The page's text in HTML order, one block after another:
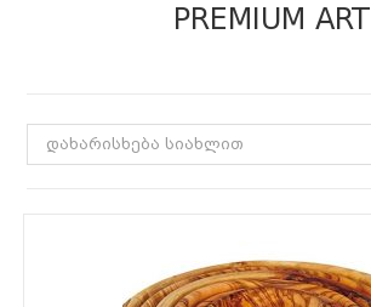
PREMIUM ART
დახარისხება სიახლით